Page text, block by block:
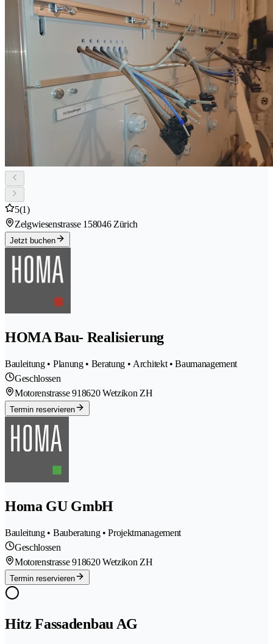
5(1)
Zelgwiesenstrasse 158046 Zürich
Jetzt buchen
HOMA Bau- Realisierung
Bauleitung • Planung • Beratung • Architekt • Baumanagement
Geschlossen
Motorenstrasse 918620 Wetzikon ZH
Termin reservieren
Homa GU GmbH
Bauleitung • Bauberatung • Projektmanagement
Geschlossen
Motorenstrasse 918620 Wetzikon ZH
Termin reservieren
Hitz Fassadenbau AG